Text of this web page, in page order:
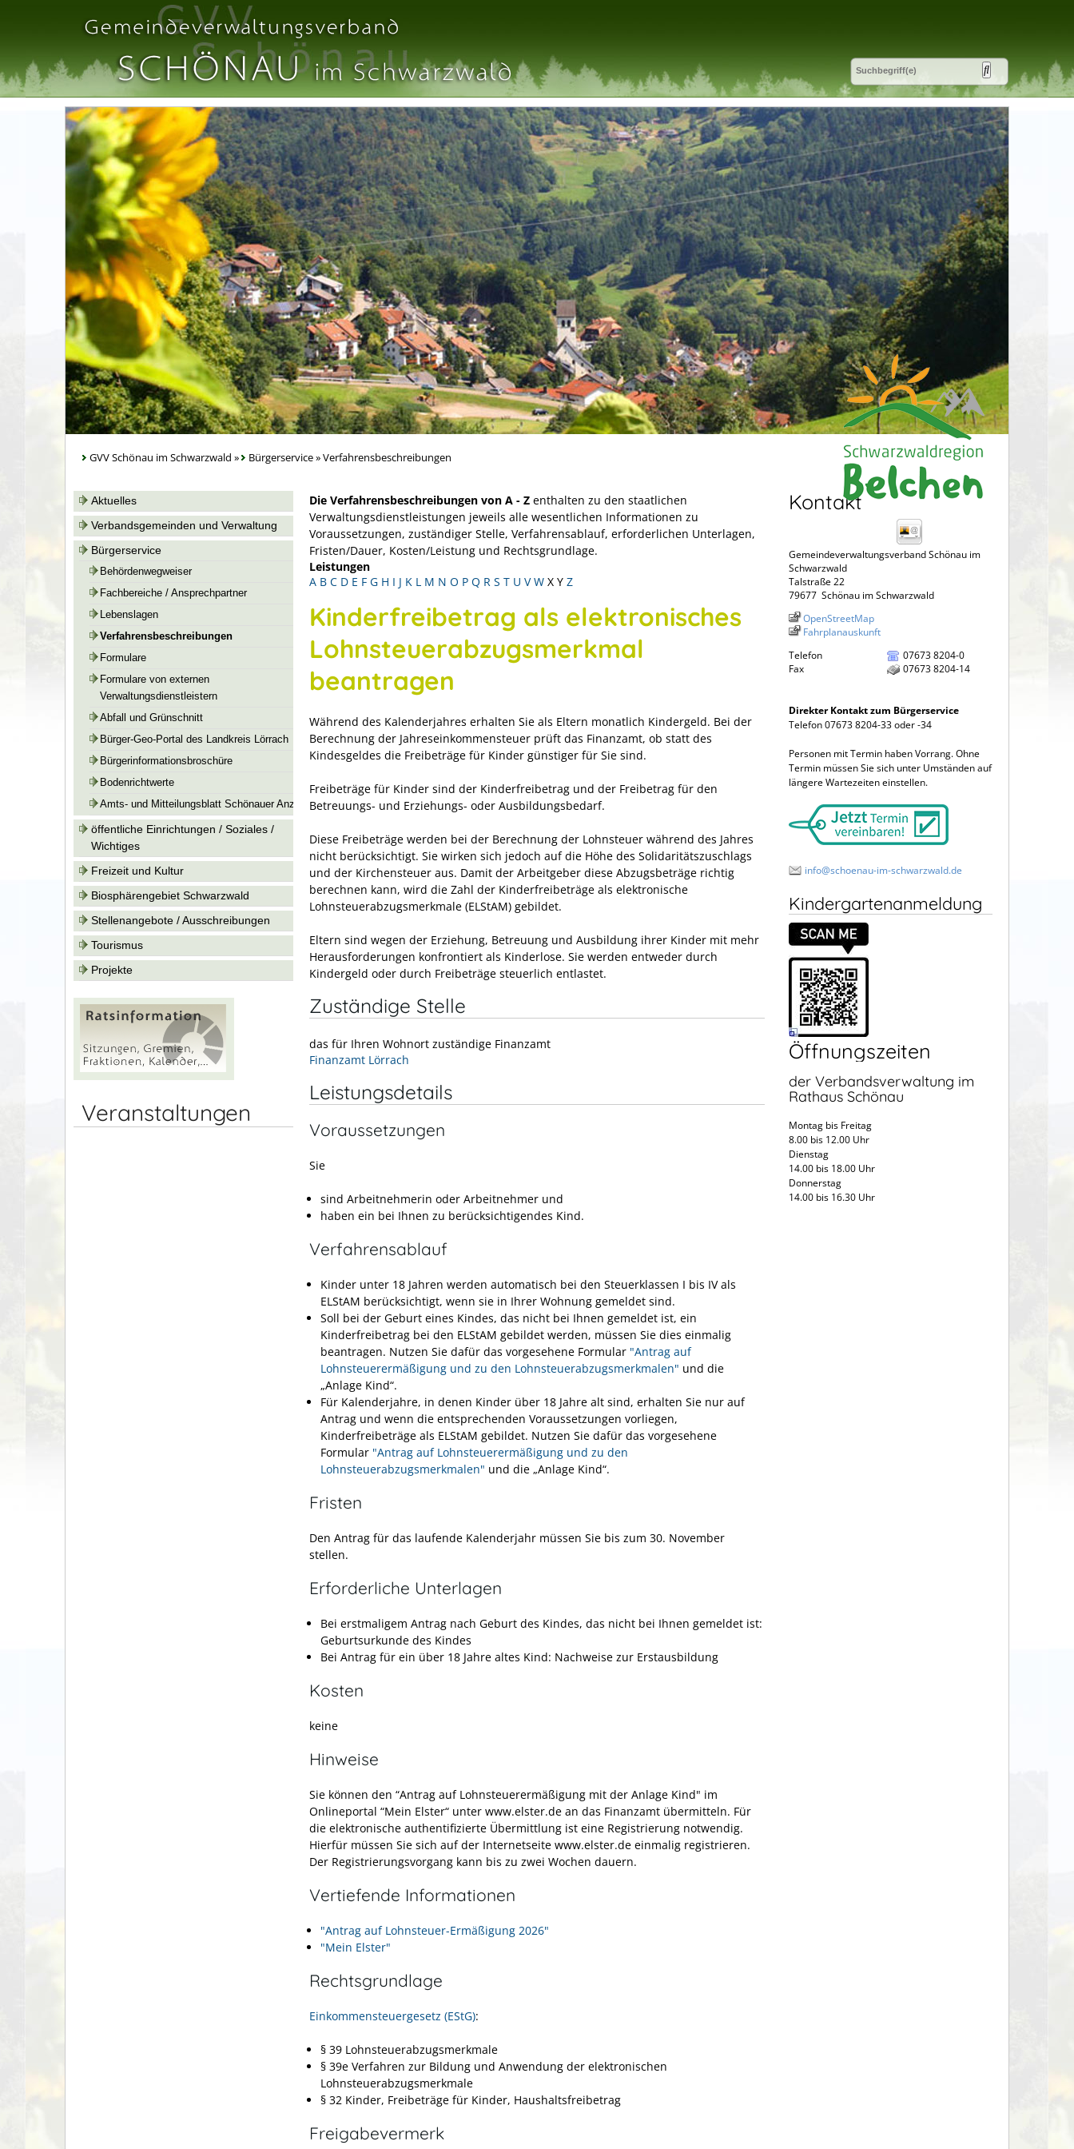
GVV Schönau im Schwarzwald » Bürgerservice»Verfahrensbeschreibungen
Aktuelles
Verbandsgemeinden und Verwaltung
Bürgerservice
Behördenwegweiser
Fachbereiche / Ansprechpartner
Lebenslagen
Verfahrensbeschreibungen
Formulare
Formulare von externen
Verwaltungsdienstleistern
Abfall und Grünschnitt
Bürger-Geo-Portal des Landkreis Lörrach
Bürgerinformationsbroschüre
Bodenrichtwerte
Amts- und Mitteilungsblatt Schönauer Anzeiger
öffentliche Einrichtungen / Soziales /
Wichtiges
Freizeit und Kultur
Biosphärengebiet Schwarzwald
Stellenangebote / Ausschreibungen
Tourismus
Projekte
Veranstaltungen
Die Verfahrensbeschreibungen von A - Z enthalten zu den staatlichen
Verwaltungsdienstleistungen jeweils alle wesentlichen Informationen zu
Voraussetzungen, zuständiger Stelle, Verfahrensablauf, erforderlichen Unterlagen,
Fristen/Dauer, Kosten/Leistung und Rechtsgrundlage.
Leistungen
A B C D E F G H I J K L M N O P Q R S T U V W X Y Z
Kinderfreibetrag als elektronisches
Lohnsteuerabzugsmerkmal
beantragen
Während des Kalenderjahres erhalten Sie als Eltern monatlich Kindergeld. Bei der
Berechnung der Jahreseinkommensteuer prüft das Finanzamt, ob statt des
Kindesgeldes die Freibeträge für Kinder günstiger für Sie sind.
Freibeträge für Kinder sind der Kinderfreibetrag und der Freibetrag für den
Betreuungs- und Erziehungs- oder Ausbildungsbedarf.
Diese Freibeträge werden bei der Berechnung der Lohnsteuer während des Jahres
nicht berücksichtigt. Sie wirken sich jedoch auf die Höhe des Solidaritätszuschlags
und der Kirchensteuer aus. Damit der Arbeitgeber diese Abzugsbeträge richtig
berechnen kann, wird die Zahl der Kinderfreibeträge als elektronische
Lohnsteuerabzugsmerkmale (ELStAM) gebildet.
Eltern sind wegen der Erziehung, Betreuung und Ausbildung ihrer Kinder mit mehr
Herausforderungen konfrontiert als Kinderlose. Sie werden entweder durch
Kindergeld oder durch Freibeträge steuerlich entlastet.
Zuständige Stelle
das für Ihren Wohnort zuständige Finanzamt
Finanzamt Lörrach
Leistungsdetails
Voraussetzungen
Sie
sind Arbeitnehmerin oder Arbeitnehmer und
haben ein bei Ihnen zu berücksichtigendes Kind.
Verfahrensablauf
Kinder unter 18 Jahren werden automatisch bei den Steuerklassen I bis IV als
ELStAM berücksichtigt, wenn sie in Ihrer Wohnung gemeldet sind.
Soll bei der Geburt eines Kindes, das nicht bei Ihnen gemeldet ist, ein
Kinderfreibetrag bei den ELStAM gebildet werden, müssen Sie dies einmalig
beantragen. Nutzen Sie dafür das vorgesehene Formular "Antrag auf
Lohnsteuerermäßigung und zu den Lohnsteuerabzugsmerkmalen" und die
„Anlage Kind“.
Für Kalenderjahre, in denen Kinder über 18 Jahre alt sind, erhalten Sie nur auf
Antrag und wenn die entsprechenden Voraussetzungen vorliegen,
Kinderfreibeträge als ELStAM gebildet. Nutzen Sie dafür das vorgesehene
Formular "Antrag auf Lohnsteuerermäßigung und zu den
Lohnsteuerabzugsmerkmalen" und die „Anlage Kind“.
Fristen
Den Antrag für das laufende Kalenderjahr müssen Sie bis zum 30. November
stellen.
Erforderliche Unterlagen
Bei erstmaligem Antrag nach Geburt des Kindes, das nicht bei Ihnen gemeldet ist:
Geburtsurkunde des Kindes
Bei Antrag für ein über 18 Jahre altes Kind: Nachweise zur Erstausbildung
Kosten
keine
Hinweise
Sie können den “Antrag auf Lohnsteuerermäßigung mit der Anlage Kind" im
Onlineportal “Mein Elster“ unter www.elster.de an das Finanzamt übermitteln. Für
die elektronische authentifizierte Übermittlung ist eine Registrierung notwendig.
Hierfür müssen Sie sich auf der Internetseite www.elster.de einmalig registrieren.
Der Registrierungsvorgang kann bis zu zwei Wochen dauern.
Vertiefende Informationen
"Antrag auf Lohnsteuer-Ermäßigung 2026"
"Mein Elster"
Rechtsgrundlage
Einkommensteuergesetz (EStG):
§ 39 Lohnsteuerabzugsmerkmale
§ 39e Verfahren zur Bildung und Anwendung der elektronischen
Lohnsteuerabzugsmerkmale
§ 32 Kinder, Freibeträge für Kinder, Haushaltsfreibetrag
Freigabevermerk
Kontakt
Gemeindeverwaltungsverband Schönau im
Schwarzwald
Talstraße 22
79677 Schönau im Schwarzwald
OpenStreetMap
Fahrplanauskunft
Telefon
07673 8204-0
Fax
07673 8204-14
Direkter Kontakt zum Bürgerservice
Telefon 07673 8204-33 oder -34
Personen mit Termin haben Vorrang. Ohne
Termin müssen Sie sich unter Umständen auf
längere Wartezeiten einstellen.
info@schoenau-im-schwarzwald.de
Kindergartenanmeldung
Öffnungszeiten
der Verbandsverwaltung im
Rathaus Schönau
Montag bis Freitag
8.00 bis 12.00 Uhr
Dienstag
14.00 bis 18.00 Uhr
Donnerstag
14.00 bis 16.30 Uhr